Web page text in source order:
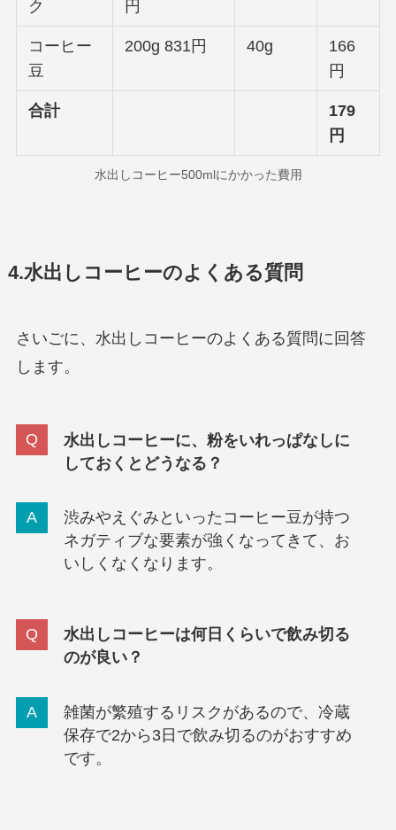
ク
円
コーヒー
豆
200g 831円 40g
166
円
合計
179
円
水出しコーヒー500mlにかかった費用
4.水出しコーヒーのよくある質問
さいごに、水出しコーヒーのよくある質問に回答
します。
水出しコーヒーに、粉をいれっぱなしに
しておくとどうなる？
渋みやえぐみといったコーヒー豆が持つ
ネガティブな要素が強くなってきて、お
いしくなくなります。
水出しコーヒーは何日くらいで飲み切る
のが良い？
雑菌が繁殖するリスクがあるので、冷蔵
保存で2から3日で飲み切るのがおすすめ
です。